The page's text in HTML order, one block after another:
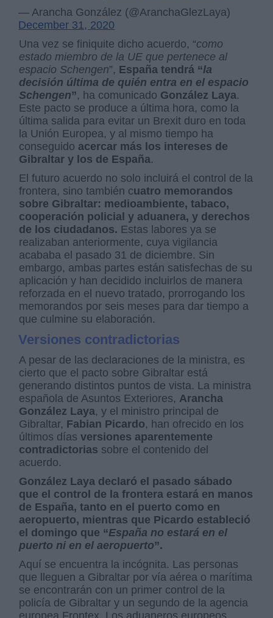
— Arancha González (@AranchaGlezLaya)
December 31, 2020
Una vez se finiquite dicho acuerdo, “como
estado miembro de la UE que pertenece al
espacio Schengen”, España tendrá “la
decisión última de quién entra en el espacio
Schengen”, ha comunicado González Laya.
Este pacto se produce a última hora, como la
última salida para evitar un Brexit duro en toda
la Unión Europea, y al mismo tiempo ha
conseguido acercar más los intereses de
Gibraltar y los de España.
El futuro acuerdo no solo incluirá el control de la
frontera, sino también cuatro memorandos
sobre Gibraltar: medioambiente, tabaco,
cooperación policial y aduanera, y derechos
de los ciudadanos. Estas labores ya se
realizaban anteriormente, cuya vigilancia
acababa el pasado 31 de diciembre. Sin
embargo, ambas partes están satisfechas de su
aplicación y han decidido incluirlos de manera
reforzada en el nuevo tratado, prorrogando los
memorandos por seis meses para dar tiempo a
que culmine su elaboración.
Versiones contradictorias
A pesar de las declaraciones de la ministra, es
cierto que el pacto sobre Gibraltar está
generando distintos puntos de vista. La ministra
española de Asuntos Exteriores, Arancha
González Laya, y el ministro principal de
Gibraltar, Fabian Picardo, han ofrecido en los
últimos días versiones aparentemente
contradictorias sobre el contenido del
acuerdo.
González Laya declaró el pasado sábado
que el control de la frontera estará en manos
de España, tanto en el puerto como en
aeropuerto, mientras que Picardo estableció
el domingo que “España no estará en el
puerto ni en el aeropuerto”.
Aquí se encuentra la incógnita. Las personas
que lleguen a Gibraltar por vía aérea o marítima
se encontrarán con un primer control de la
policía de Gibraltar y un segundo de la agencia
europea Frontex. Los aduaneros europeos